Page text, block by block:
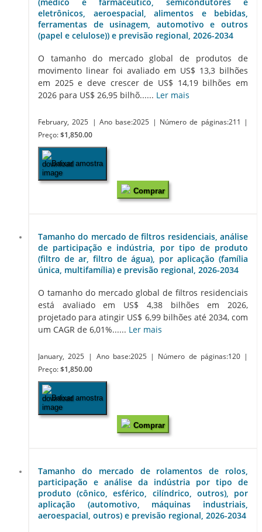
eletrônicos, aeroespacial, alimentos e bebidas,
ferramentas de usinagem, automotivo e outros
(papel e celulose)) e previsão regional, 2026-2034
O tamanho do mercado global de produtos de
movimento linear foi avaliado em US$ 13,3 bilhões
em 2025 e deve crescer de US$ 14,19 bilhões em
2026 para US$ 26,95 bilhõ...... Ler mais
February, 2025 | Ano base:2025 | Número de páginas:211
|
Preço: $1,850.00
Baixar amostra
Comprar
Tamanho do mercado de filtros residenciais, análise
de participação e indústria, por tipo de produto
(filtro de ar, filtro de água), por aplicação (família
única, multifamília) e previsão regional, 2026-2034
O tamanho do mercado global de filtros residenciais
está avaliado em US$ 4,38 bilhões em 2026,
projetado para atingir US$ 6,99 bilhões até 2034, com
um CAGR de 6,01%...... Ler mais
January, 2025 | Ano base:2025 | Número de páginas:120 |
Preço: $1,850.00
Baixar amostra
Comprar
Tamanho do mercado de rolamentos de rolos,
participação e análise da indústria por tipo de
produto (cônico, esférico, cilíndrico, outros), por
aplicação (automotivo, máquinas industriais,
aeroespacial, outros) e previsão regional, 2026-2034